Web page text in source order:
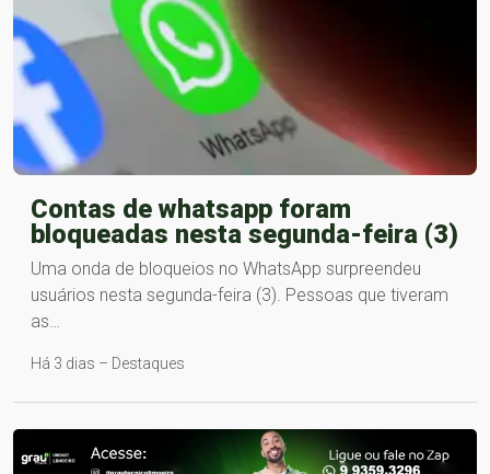
Contas de whatsapp foram
bloqueadas nesta segunda-feira (3)
Uma onda de bloqueios no WhatsApp surpreendeu
usuários nesta segunda-feira (3). Pessoas que tiveram
as…
Há 3 dias – Destaques